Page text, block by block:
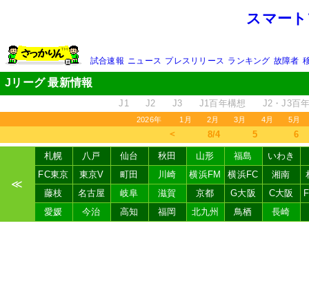
スマー
試合速報 ニュース プレスリリース ランキング 故障者
Jリーグ 最新情報
J1 J2 J3 J1百年構想 J2・J3百
2026年 1月 2月 3月 4月 5月
＜ 8/4 5 6
≪
札幌 八戸 仙台 秋田 山形 福島
いわき
FC東京
東京V 町田 川崎 横浜FM 横浜FC 湘南
藤枝
名古屋 岐阜 滋賀 京都 G大阪 C大阪
愛媛
今治 高知 福岡 北九州 鳥栖 長崎